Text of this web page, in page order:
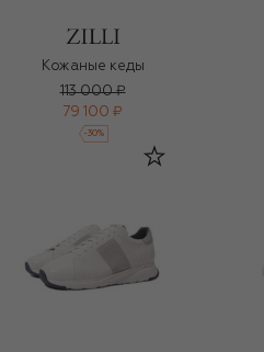
Кожаные кеды
113 000 ₽
79 100 ₽
-30%